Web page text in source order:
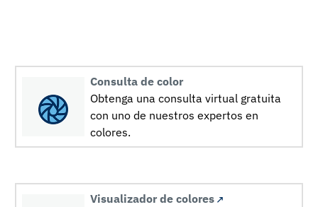
Consulta de color
Obtenga una consulta virtual gratuita
con uno de nuestros expertos en
colores.
Visualizador de colores